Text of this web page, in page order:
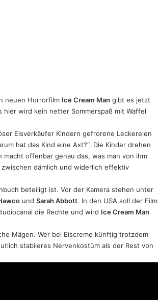
neuen Horrorfilm Ice Cream Man gibt es jetzt
hier wird kein netter Sommerspaß mit Waffel
Eisverkäufer Kindern gefrorene Leckereien
hat das Kind eine Axt?“. Die Kinder drehen
offenbar genau das, was man von ihm
dämlich und widerlich effektiv
beteiligt ist. Vor der Kamera stehen unter
und Sarah Abbott. In den USA soll der Film
die Rechte und wird Ice Cream Man
Mägen. Wer bei Eiscreme künftig trotzdem
stabileres Nervenkostüm als der Rest von